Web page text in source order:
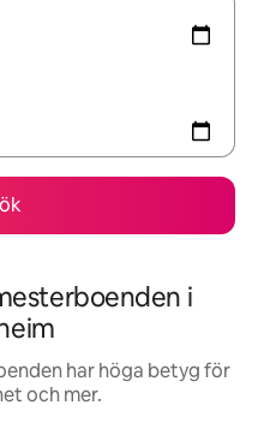
i
har höga betyg för
och mer.